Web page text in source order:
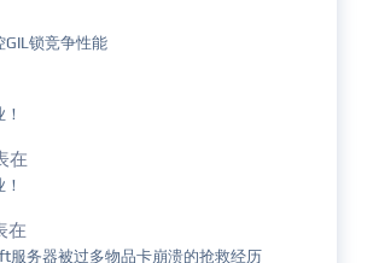
GIL锁竞争性能
在
在
服务器被过多物品卡崩溃的抢救经历